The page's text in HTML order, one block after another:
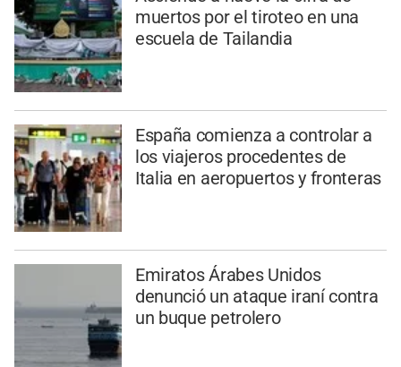
muertos por el tiroteo en una
escuela de Tailandia
España comienza a controlar a
los viajeros procedentes de
Italia en aeropuertos y fronteras
Emiratos Árabes Unidos
denunció un ataque iraní contra
un buque petrolero